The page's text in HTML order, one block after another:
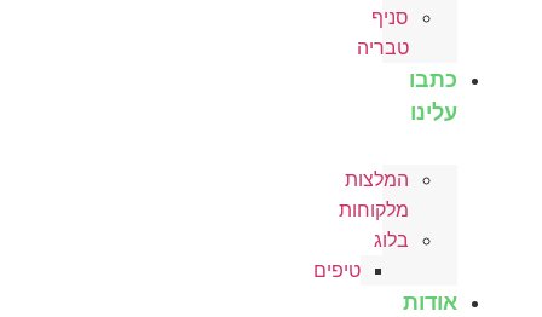
סניף
טבריה
כתבו
עלינו
המלצות
מלקוחות
בלוג
טיפים
אודות